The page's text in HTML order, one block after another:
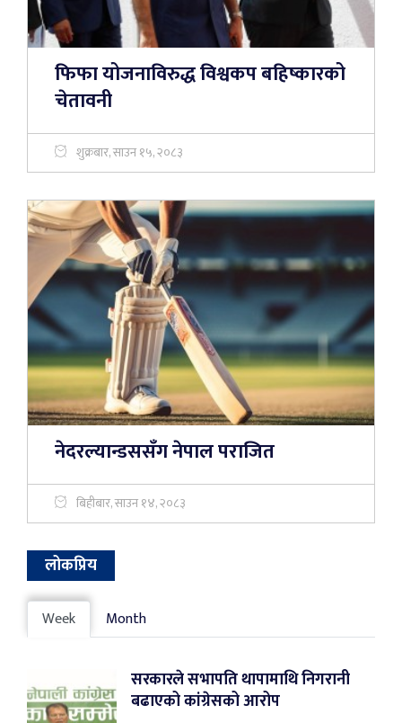
फिफा योजनाविरुद्ध विश्वकप बहिष्कारको
चेतावनी
शुक्रबार, साउन १५, २०८३
नेदरल्यान्डससँग नेपाल पराजित
बिहीबार, साउन १४, २०८३
लोकप्रिय
Week Month
सरकारले सभापति थापामाथि निगरानी
बढाएको कांग्रेसको आरोप